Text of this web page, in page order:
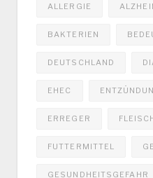
ALLERGIE
BAKTERIEN
DEUTSCHLAND
EHEC
ERREGER
FUTTERMITTEL
GESUNDHEITSGEFAHR